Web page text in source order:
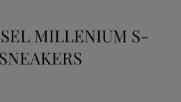
MILLENIUM S-